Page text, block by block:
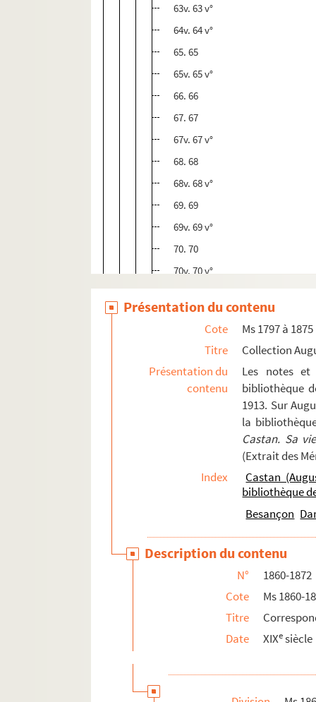
63v. 63 v°
64v. 64 v°
65. 65
65v. 65 v°
66. 66
67. 67
67v. 67 v°
68. 68
68v. 68 v°
69. 69
69v. 69 v°
70. 70
70v. 70 v°
71v. 71 v°
72v. 72 v°
73. 73
78. 78
Présentation du contenu
Cote
Ms 1797 à 1875
Titre
Collection
Présentation du
contenu
Les notes
bibliothèque
1913. Sur
la
Castan. Sa
(Extrait des
Index
Castan
bibliothèque
Besançon
Description du contenu
N°
1860-1872
Cote
Ms 1860-
Titre
Date
XIXesiècle